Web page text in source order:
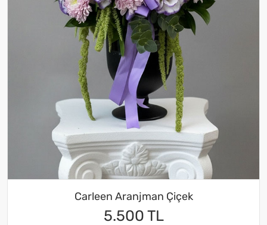
Carleen Aranjman Çiçek
5.500 TL